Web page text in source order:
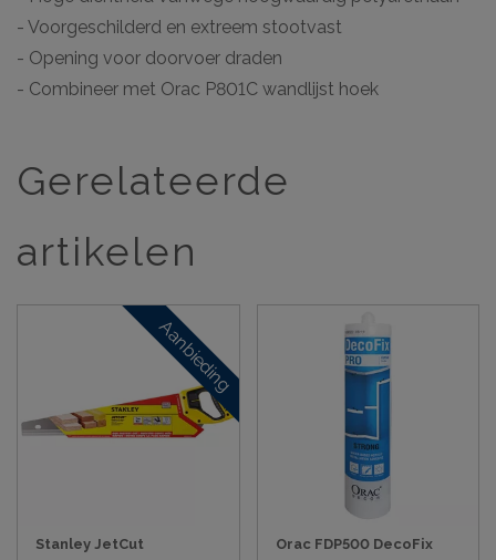
- Voorgeschilderd en extreem stootvast
- Opening voor doorvoer draden
- Combineer met Orac P801C wandlijst hoek
Gerelateerde
artikelen
Aanbieding
Stanley JetCut
Orac FDP500 DecoFix